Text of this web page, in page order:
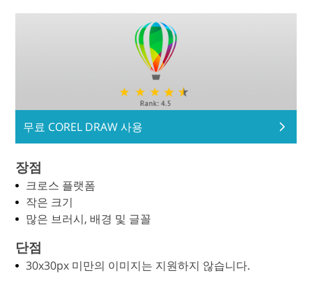
무료 COREL DRAW 사용
장점
크로스 플랫폼
작은 크기
많은 브러시, 배경 및 글꼴
단점
30x30px 미만의 이미지는 지원하지 않습니다.